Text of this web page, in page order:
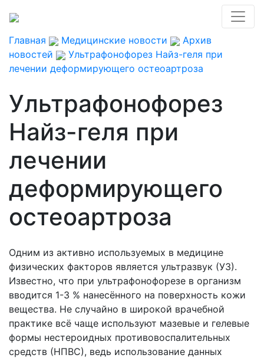
Главная Медицинские новости
Архив
новостей
Ультрафонофорез Найз-геля при
лечении деформирующего остеоартроза
Ультрафонофорез
Найз-геля при
лечении
деформирующего
остеоартроза
Одним из активно используемых в медицине
физических факторов является ультразвук (УЗ).
Известно, что при ультрафонофорезе в организм
вводится 1-3 % нанесённого на поверхность кожи
вещества. Не случайно в широкой врачебной
практике всё чаще используют мазевые и гелевые
формы нестероидных противовоспалительных
средств (НПВС), ведь использование данных